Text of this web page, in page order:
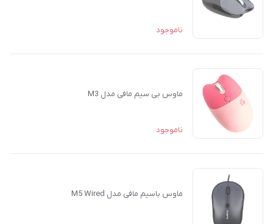
ناموجود
ماوس بی سیم مافی مدل M3
ناموجود
ماوس باسیم مافی مدل M5 Wired